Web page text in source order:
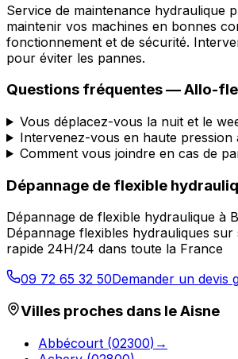
Service de maintenance hydraulique
maintenir vos machines en bonnes
fonctionnement et de sécurité.
pour éviter les pannes.
Questions fréquentes —Allo-
Vous déplacez-vous la nuit et le
Intervenez-vous en haute pression
Comment vous joindre en cas de
Dépannage de flexible
Dépannage de flexible hydraulique à
Dépannage flexibles hydrauliques
rapide 24H/24 dans toute la France
09 72 65 32 50Demander un devis
Villes proches dans leAisne
Abbécourt (02300) →